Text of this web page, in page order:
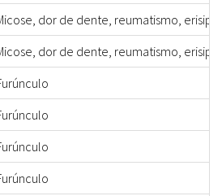
dor de dente, reumatismo,
dor de dente, reumatismo,